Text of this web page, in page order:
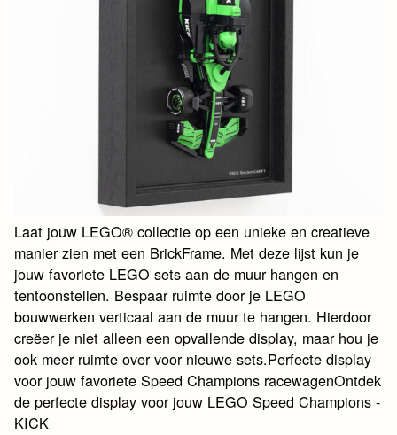
Laat jouw LEGO® collectie op een unieke en creatieve
manier zien met een BrickFrame. Met deze lijst kun je
jouw favoriete LEGO sets aan de muur hangen en
tentoonstellen. Bespaar ruimte door je LEGO
bouwwerken verticaal aan de muur te hangen. Hierdoor
creëer je niet alleen een opvallende display, maar hou je
ook meer ruimte over voor nieuwe sets.Perfecte display
voor jouw favoriete Speed Champions racewagenOntdek
de perfecte display voor jouw LEGO Speed Champions -
KICK